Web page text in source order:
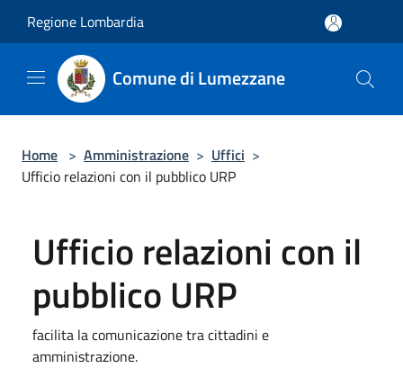
Regione Lombardia
Comune di Lumezzane
Home > Amministrazione > Uffici >
Ufficio relazioni con il pubblico URP
Ufficio relazioni con il
pubblico URP
facilita la comunicazione tra cittadini e
amministrazione.